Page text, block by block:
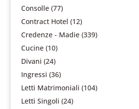
Consolle (77)
Contract Hotel (12)
Credenze - Madie (339)
Cucine (10)
Divani (24)
Ingressi (36)
Letti Matrimoniali (104)
Letti Singoli (24)